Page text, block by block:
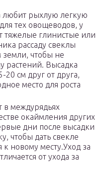
любит рыхлую легкую
тех овощеводов, у
тяжелые глинистые или
рассаду свеклы
земли, чтобы не
растений. Высадка
20 см друг от друга,
место для роста
в междурядьях
окаймления других
дни после высадки
чтобы дать свекле
к новому месту.Уход за
от ухода за